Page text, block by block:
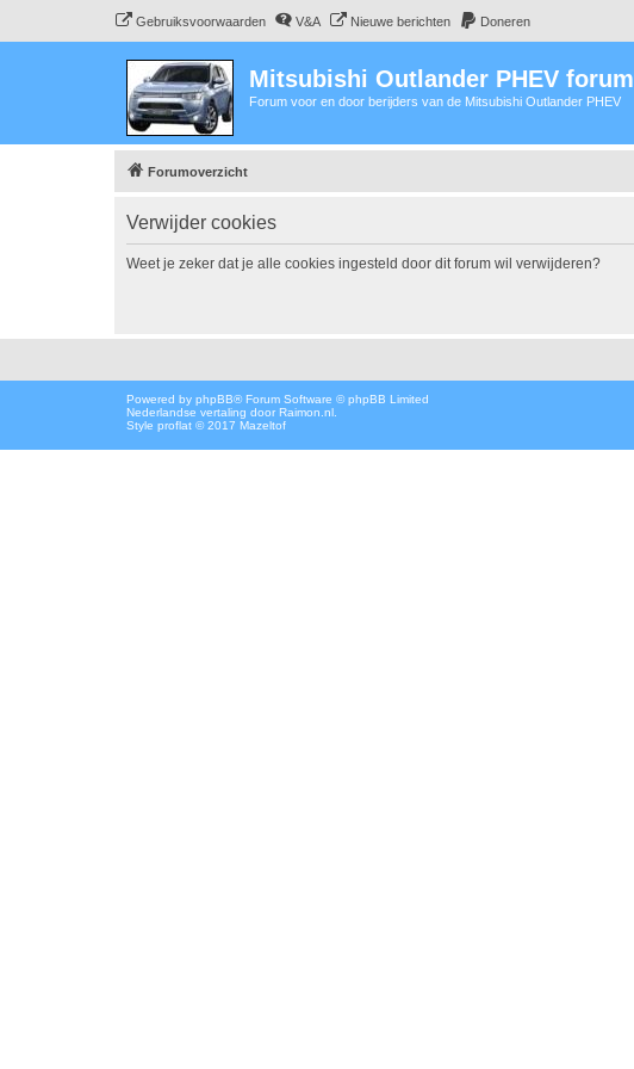
Gebruiksvoorwaarden V&A Nieuwe berichten Doneren
Mitsubishi Outlander PHEV forum
Forum voor en door berijders van de Mitsubishi Outlander PHEV
Forumoverzicht
Verwijder cookies
Weet je zeker dat je alle cookies ingesteld door dit forum wil verwijderen?
Powered by phpBB® Forum Software © phpBB Limited
Nederlandse vertaling door Raimon.nl
Style proflat © 2017 Mazeltof